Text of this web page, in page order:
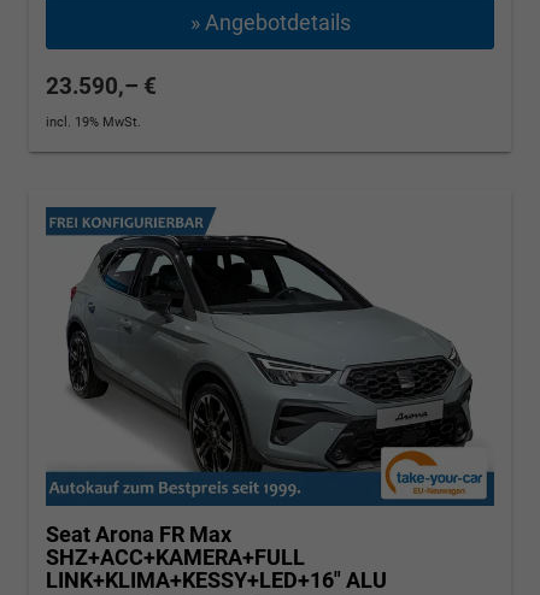
» Angebotdetails
23.590,– €
incl. 19% MwSt.
Seat Arona FR Max
SHZ+ACC+KAMERA+FULL
LINK+KLIMA+KESSY+LED+16" ALU